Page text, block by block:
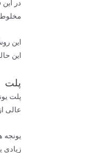
این
این
پلت
پلت
عالی